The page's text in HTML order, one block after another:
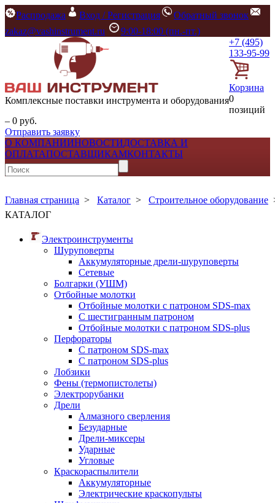
Распродажа Вход / Регистрация
Обратный звонок
zakaz@vashinstrument.ru
9:00-18:00 (пн.-пт.)
Комплексные поставки инструмента и оборудования
+7 (495)
133-95-99
Корзина
0
позиций
– 0 руб.
Отправить заявку
О КОМПАНИИНОВОСТИДОСТАВКА И
ОПЛАТАПОСТАВЩИКАМКОНТАКТЫ
Главная страница > Каталог > Строительное оборудование
КАТАЛОГ
Электроинструменты
Шуруповерты
Аккумуляторные дрели-шуруповерты
Сетевые
Болгарки (УШМ)
Отбойные молотки
Отбойные молотки с патроном SDS-max
С шестигранным патроном
Отбойные молотки с патроном SDS-plus
Перфораторы
С патроном SDS-max
С патроном SDS-plus
Лобзики
Фены (термопистолеты)
Электрорубанки
Дрели
Алмазного сверления
Безударные
Дрели-миксеры
Ударные
Угловые
Краскораспылители
Аккумуляторные
Электрические краскопульты